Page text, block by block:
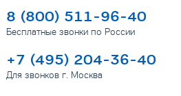
8 (800) 511-96-40
Бесплатные звонки по России
+7 (495) 204-36-40
Для звонков г. Москва